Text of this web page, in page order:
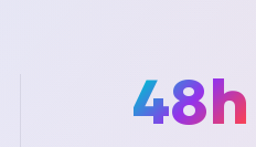
48h